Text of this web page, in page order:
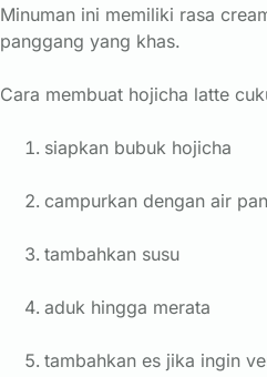
Minuman ini memiliki rasa
panggang yang khas.
Cara membuat hojicha latte
siapkan bubuk hojicha
campurkan dengan air
tambahkan susu
aduk hingga merata
tambahkan es jika ingin